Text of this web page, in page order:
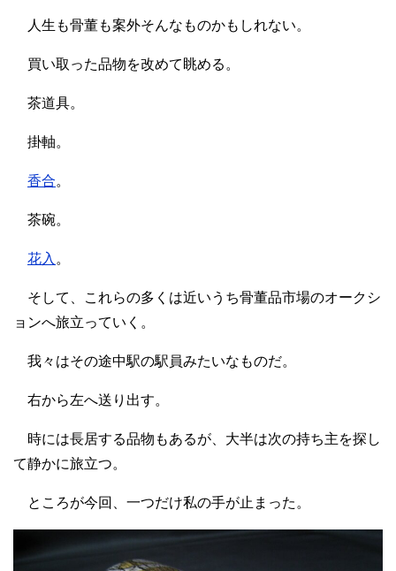
人生も骨董も案外そんなものかもしれない。
買い取った品物を改めて眺める。
茶道具。
掛軸。
香合。
茶碗。
花入 。
そして、これらの多くは近いうち骨董品市場のオークシ
ョンへ旅立っていく。
我々はその途中駅の駅員みたいなものだ。
右から左へ送り出す。
時には長居する品物もあるが、大半は次の持ち主を探し
て静かに旅立つ。
ところが今回、一つだけ私の手が止まった。